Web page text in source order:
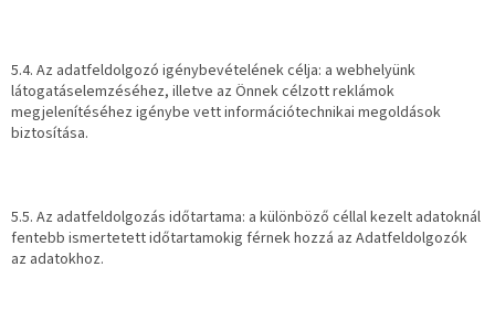
5.4. Az adatfeldolgozó igénybevételének célja: a webhelyünk
látogatáselemzéséhez, illetve az Önnek célzott reklámok
megjelenítéséhez igénybe vett információtechnikai megoldások
biztosítása.
5.5. Az adatfeldolgozás időtartama: a különböző céllal kezelt adatoknál
fentebb ismertetett időtartamokig férnek hozzá az Adatfeldolgozók
az adatokhoz.